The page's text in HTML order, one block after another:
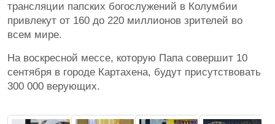
трансляции папских богослужений в Колумбии
привлекут от 160 до 220 миллионов зрителей во
всем мире.
На воскресной мессе, которую Папа совершит 10
сентября в городе Картахена, будут присутствовать
300 000 верующих.